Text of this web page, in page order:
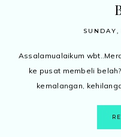
Assalamualaikum
ke pusat membeli
kemalangan,